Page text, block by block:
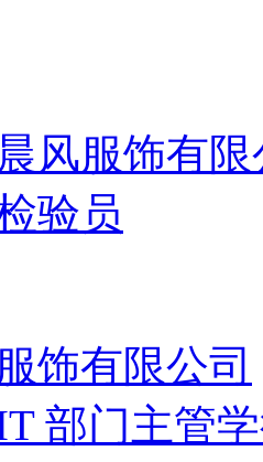
风服饰有限
验员
饰有限公司
部门主管